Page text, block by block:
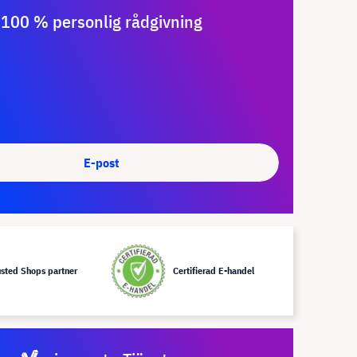
100 % personlig rådgivning
E-post
Shops partner Certifierad E-handel